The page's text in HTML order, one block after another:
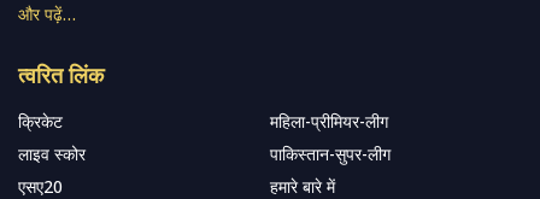
और पढ़ें…
त्वरित लिंक
क्रिकेट
महिला-प्रीमियर-लीग
लाइव स्कोर
पाकिस्तान-सुपर-लीग
एसए20
हमारे बारे में